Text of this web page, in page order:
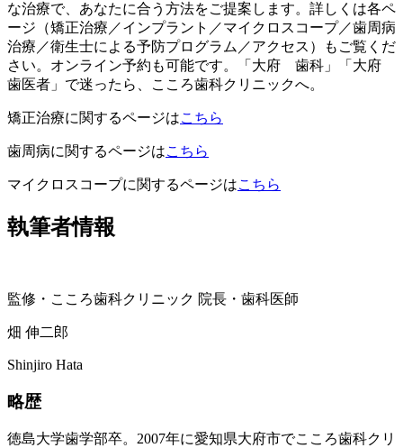
な治療で、あなたに合う方法をご提案します。詳しくは各ペ
ージ（矯正治療／インプラント／マイクロスコープ／歯周病
治療／衛生士による予防プログラム／アクセス）もご覧くだ
さい。オンライン予約も可能です。「大府 歯科」「大府
歯医者」で迷ったら、こころ歯科クリニックへ。
矯正治療に関するページはこちら
歯周病に関するページはこちら
マイクロスコープに関するページはこちら
執筆者情報
監修・こころ歯科クリニック 院長・歯科医師
畑 伸二郎
Shinjiro Hata
略歴
徳島大学歯学部卒。2007年に愛知県大府市でこころ歯科クリ